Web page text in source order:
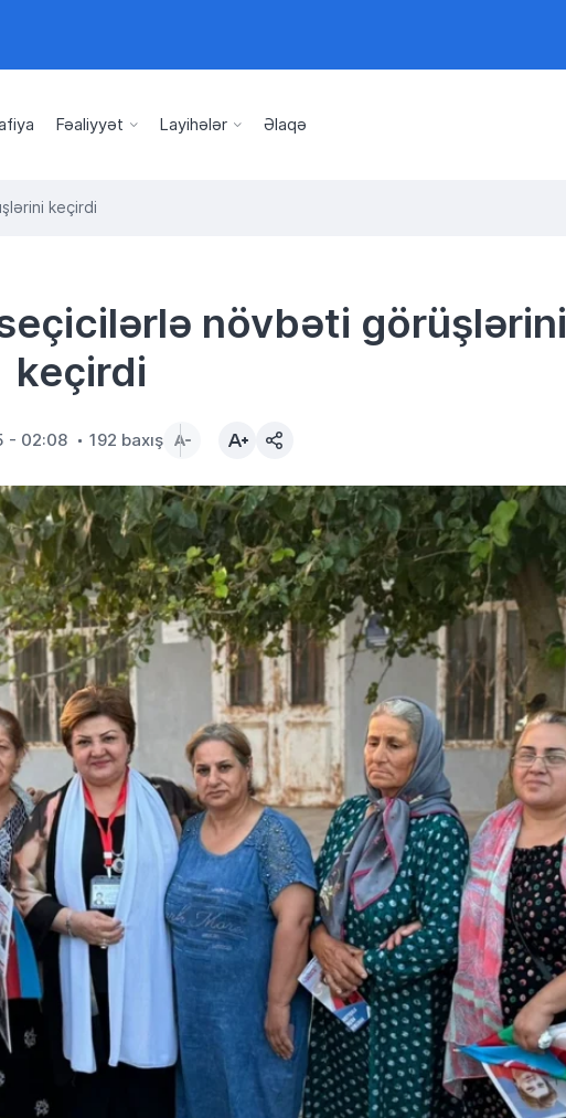
Fəaliyyət Layihələr Əlaqə
keçirdi
növbəti görüşlərini
keçirdi
- 02:08 192 baxış